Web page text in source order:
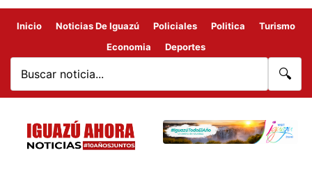
Inicio Noticias De Iguazú Policiales Politica
Turismo
Economia
Deportes
🔍